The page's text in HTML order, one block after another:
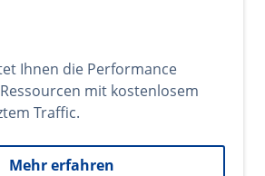
Ihnen die Performance
mit kostenlosem
Traffic.
Mehr erfahren